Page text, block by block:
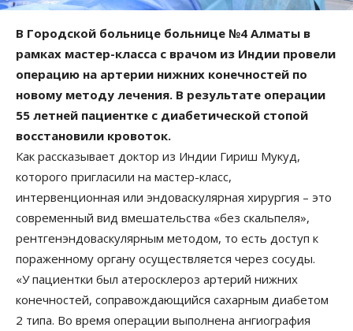
В Городской больнице больнице №4 Алматы в
рамках мастер-класса с врачом из Индии провели
операцию на артерии нижних конечностей по
новому методу лечения. В результате операции
55 летней пациентке с диабетической стопой
восстановили кровоток.
Как рассказывает доктор из Индии Гириш Мукуд,
которого пригласили на мастер-класс,
интервенционная или эндоваскулярная хирургия – это
современный вид вмешательства «без скальпеля»,
рентгенэндоваскулярным методом, то есть доступ к
пораженному органу осуществляется через сосуды.
«У пациентки был атеросклероз артерий нижних
конечностей, соправождающийся сахарным диабетом
2 типа. Во время операции выполнена ангиография